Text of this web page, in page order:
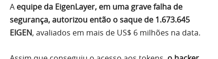
A equipe da EigenLayer, em uma grave falha de
segurança, autorizou então o saque de 1.673.645
EIGEN, avaliados em mais de US$ 6 milhões na data.